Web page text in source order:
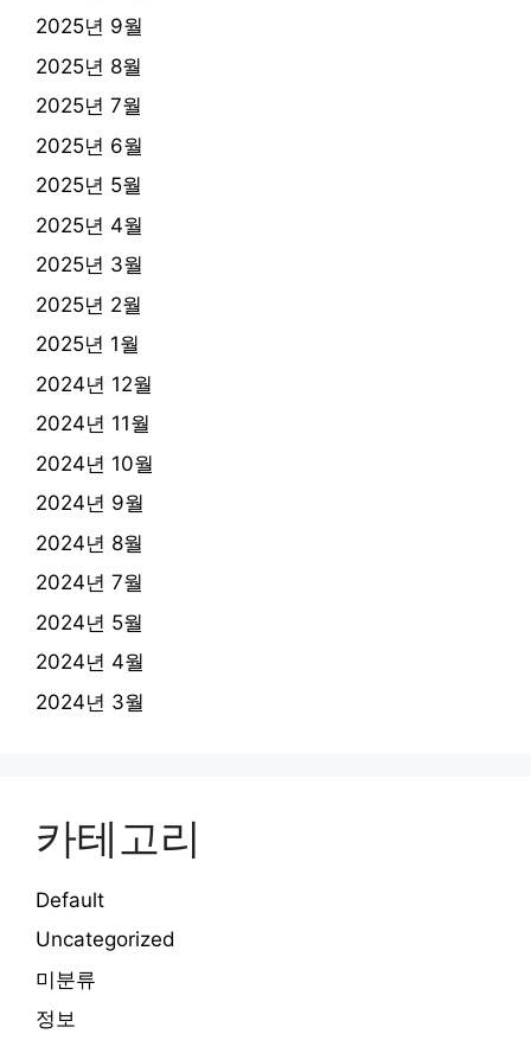
2025년 9월
2025년 8월
2025년 7월
2025년 6월
2025년 5월
2025년 4월
2025년 3월
2025년 2월
2025년 1월
2024년 12월
2024년 11월
2024년 10월
2024년 9월
2024년 8월
2024년 7월
2024년 5월
2024년 4월
2024년 3월
카테고리
Default
Uncategorized
미분류
정보